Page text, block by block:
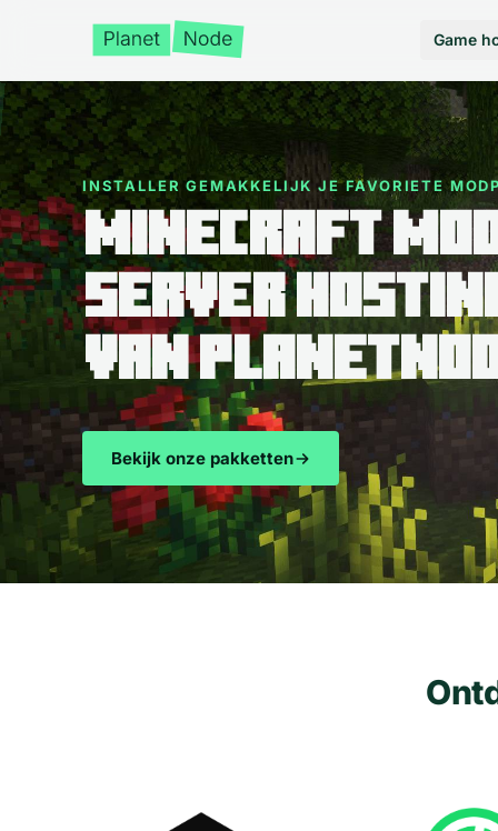
Game
INSTALLER GEMAKKELIJK JE FAVORIETE
Minecraft
server
van
Bekijk onze pakketten